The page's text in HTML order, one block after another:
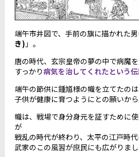
端午市井図で、手前の旗に描かれた
き) 」。
唐の時代、玄宗皇帝の夢の中で病魔を
すっかり病気を治してくれたという
端午の節供に鍾馗様の幟を立てたのは
子供が健康に育つようにとの願いから
幟は、戦場で身分身元を証すために
が
戦乱の時代が終わり、太平の江戸時代
武家のこの風習が庶民にも広がりまし